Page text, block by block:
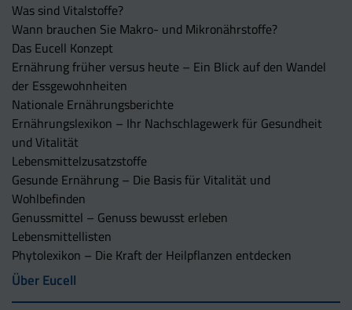
Was sind Vitalstoffe?
Wann brauchen Sie Makro- und Mikronährstoffe?
Das Eucell Konzept
Ernährung früher versus heute – Ein Blick auf den Wandel
der Essgewohnheiten
Nationale Ernährungsberichte
Ernährungslexikon – Ihr Nachschlagewerk für Gesundheit
und Vitalität
Lebensmittelzusatzstoffe
Gesunde Ernährung – Die Basis für Vitalität und
Wohlbefinden
Genussmittel – Genuss bewusst erleben
Lebensmittellisten
Phytolexikon – Die Kraft der Heilpflanzen entdecken
Über Eucell